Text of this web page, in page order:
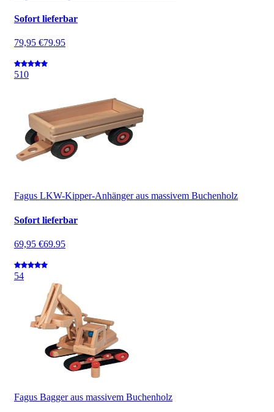
Sofort lieferbar
79,95 €79.95
510
Fagus LKW-Kipper-Anhänger aus massivem Buchenholz
Sofort lieferbar
69,95 €69.95
54
Fagus Bagger aus massivem Buchenholz